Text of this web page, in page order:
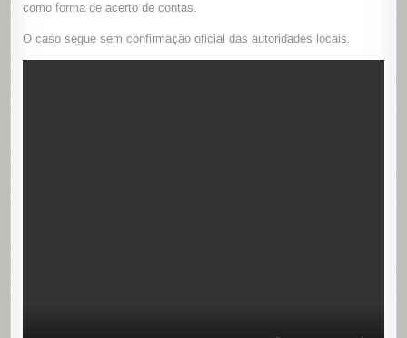
como forma de acerto de contas.
O caso segue sem confirmação oficial das autoridades locais.